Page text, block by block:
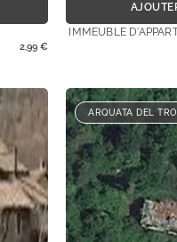
2,99€
IMMEUBLE
ARQUATA DEL